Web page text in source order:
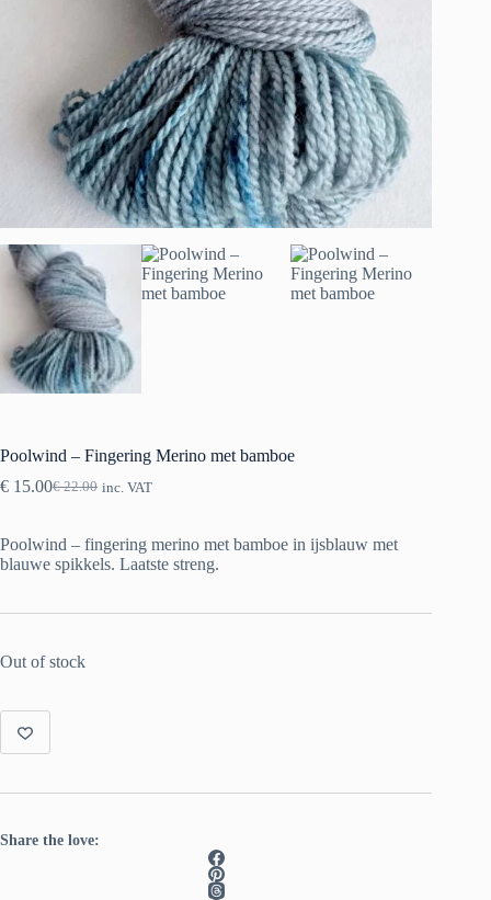
Poolwind – Fingering Merino met bamboe
€22.00
Original
was:
€ 22.00.
€ 15.00Current
is:
€ 15.00.
inc. VAT
Poolwind – fingering merino met bamboe in ijsblauw met
blauwe spikkels. Laatste streng.
Out of stock
Share the love: